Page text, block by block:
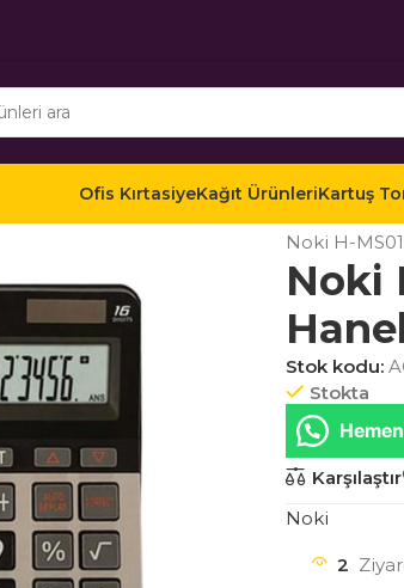
Ofis KırtasiyeKağıt ÜrünleriKartuş
Noki H-
Noki
Stok kodu:
Stokta
Karşılaştır
Noki
2